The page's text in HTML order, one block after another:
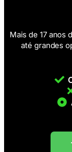
Mais de 17 anos
até grandes